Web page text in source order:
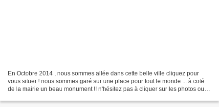
En Octobre 2014 , nous sommes allée dans cette belle ville cliquez pour
vous situer ! nous sommes garé sur une place pour tout le monde ... à coté
de la mairie un beau monument !! n'hésitez pas à cliquer sur les photos oui ,